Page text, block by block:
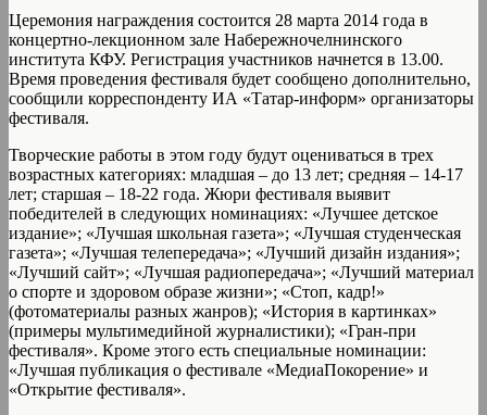
Церемония награждения состоится 28 марта 2014 года в
концертно-лекционном зале Набережночелнинского
института КФУ. Регистрация участников начнется в 13.00.
Время проведения фестиваля будет сообщено дополнительно,
сообщили корреспонденту ИА «Татар-информ» организаторы
фестиваля.
Творческие работы в этом году будут оцениваться в трех
возрастных категориях: младшая – до 13 лет; средняя – 14-17
лет; старшая – 18-22 года. Жюри фестиваля выявит
победителей в следующих номинациях: «Лучшее детское
издание»; «Лучшая школьная газета»; «Лучшая студенческая
газета»; «Лучшая телепередача»; «Лучший дизайн издания»;
«Лучший сайт»; «Лучшая радиопередача»; «Лучший материал
о спорте и здоровом образе жизни»; «Стоп, кадр!»
(фотоматериалы разных жанров); «История в картинках»
(примеры мультимедийной журналистики); «Гран-при
фестиваля». Кроме этого есть специальные номинации:
«Лучшая публикация о фестивале «МедиаПокорение» и
«Открытие фестиваля».